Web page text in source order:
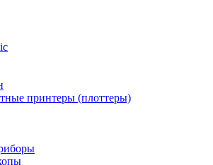
принтеры (плоттеры)